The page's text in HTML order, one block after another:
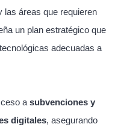
las áreas que requieren
un plan estratégico que
adecuadas a
a subvenciones y
digitales, asegurando